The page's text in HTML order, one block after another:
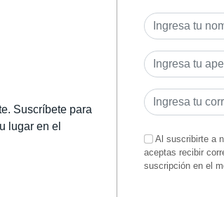
Suscríbete para
lugar en el
Al suscribirte a
aceptas recibir
suscripción en el